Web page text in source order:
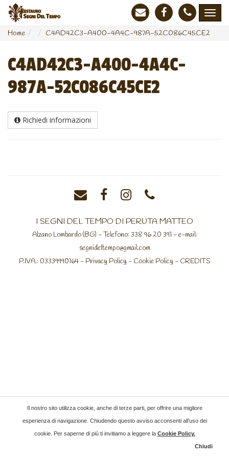
Home C4AD42C3-A400-4A4C-987A-52C086C45CE2
C4AD42C3-A400-4A4C-
987A-52C086C45CE2
Richiedi informazioni
I SEGNI DEL TEMPO DI PERUTA MATTEO
Alzano Lombardo (BG) - Telefono: 338 96 20 391 - e-mail:
segnideltempo@gmail.com
P.IVA.: 03339990164 - Privacy Policy - Cookie Policy - CREDITS
Il nostro sito utilizza cookie, anche di terze parti, per offrire una migliore
esperienza di navigazione. Chiudendo questo avviso acconsenti all’uso dei
cookie. Per saperne di più ti invitiamo a leggere la Cookie Policy.
Chiudi